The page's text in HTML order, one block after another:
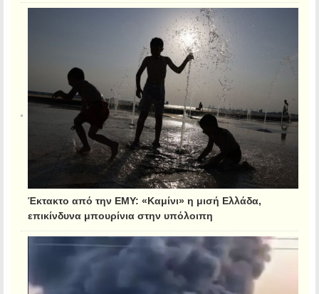
Έκτακτο από την ΕΜΥ: «Καμίνι» η μισή Ελλάδα,
επικίνδυνα μπουρίνια στην υπόλοιπη